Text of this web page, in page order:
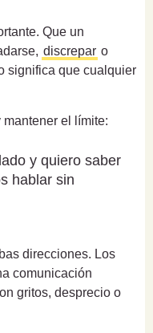
Que un
discrepar o
significa que cualquier
el límite:
y quiero saber
hablar sin
direcciones. Los
comunicación
gritos, desprecio o